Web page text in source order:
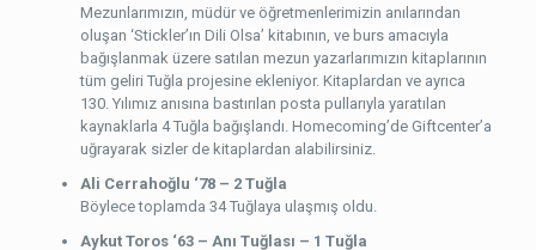
Mezunlarımızın, müdür ve öğretmenlerimizin anılarından
oluşan ‘Stickler’ın Dili Olsa’ kitabının, ve burs amacıyla
bağışlanmak üzere satılan mezun yazarlarımızın kitaplarının
tüm geliri Tuğla projesine ekleniyor. Kitaplardan ve ayrıca
130. Yılımız anısına bastırılan posta pullarıyla yaratılan
kaynaklarla 4 Tuğla bağışlandı. Homecoming’de Giftcenter’a
uğrayarak sizler de kitaplardan alabilirsiniz.
Ali Cerrahoğlu ‘78 – 2 Tuğla
Böylece toplamda 34 Tuğlaya ulaşmış oldu.
Aykut Toros ‘63 – Anı Tuğlası – 1 Tuğla